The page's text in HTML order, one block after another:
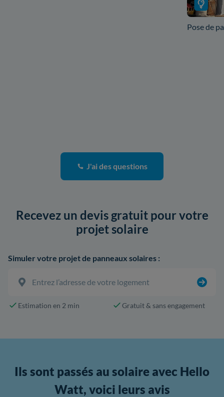
Pose de
J'ai des questions
Recevez un devis gratuit pour votre
projet solaire
Simuler votre projet de panneaux solaires :
Estimation en 2 min Gratuit & sans engagement
Ils sont passés au solaire avec Hello
Watt, voici leurs avis